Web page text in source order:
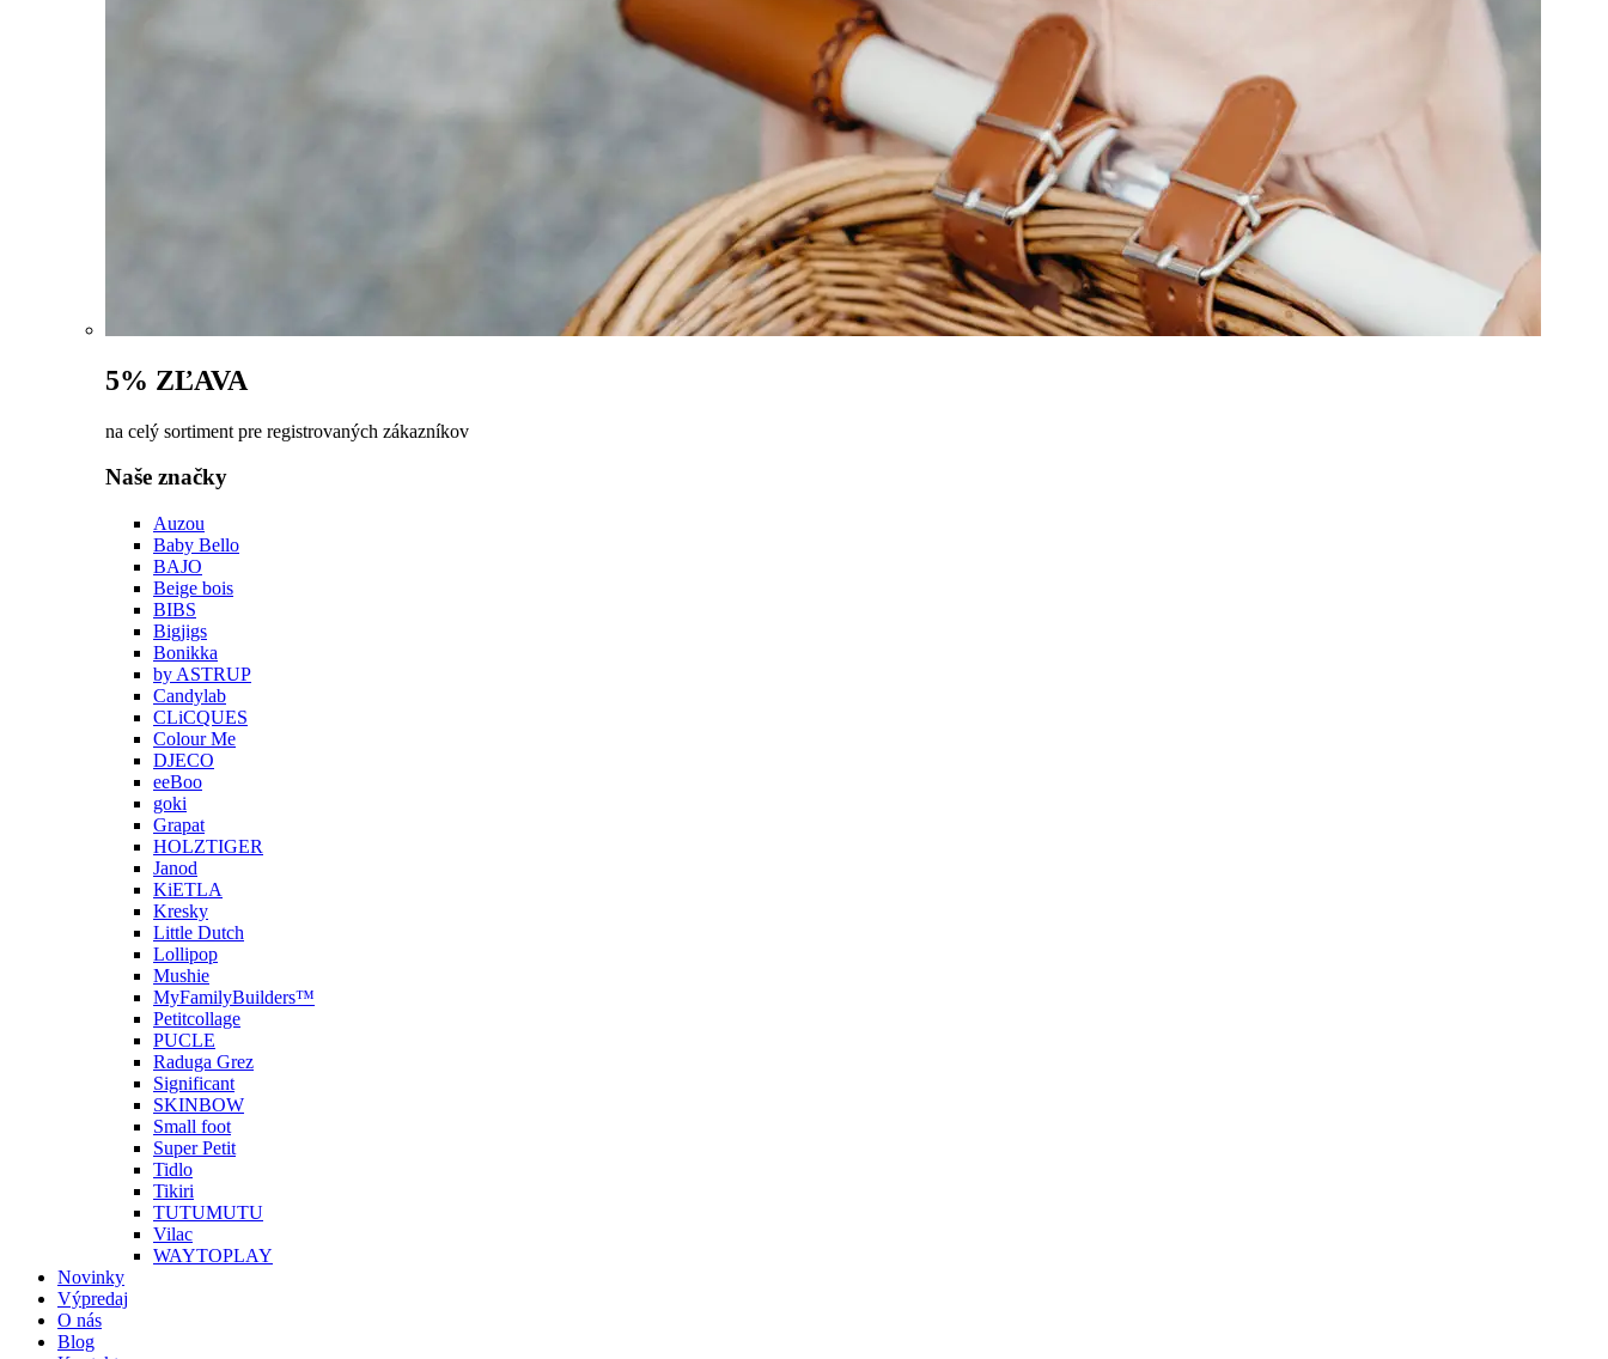
5% ZĽAVA
na celý sortiment pre registrovaných zákazníkov
Naše značky
Auzou
Baby Bello
BAJO
Beige bois
BIBS
Bigjigs
Bonikka
by ASTRUP
Candylab
CLiCQUES
Colour Me
DJECO
eeBoo
goki
Grapat
HOLZTIGER
Janod
KiETLA
Kresky
Little Dutch
Lollipop
Mushie
MyFamilyBuilders™
Petitcollage
PUCLE
Raduga Grez
Significant
SKINBOW
Small foot
Super Petit
Tidlo
Tikiri
TUTUMUTU
Vilac
WAYTOPLAY
Novinky
Výpredaj
O nás
Blog